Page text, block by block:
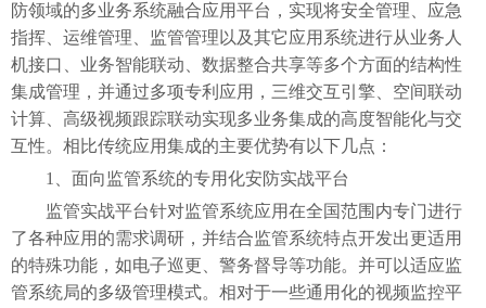
防领域的多业务系统融合应用平台，实现将安全管理、应急
指挥、运维管理、监管管理以及其它应用系统进行从业务人
机接口、业务智能联动、数据整合共享等多个方面的结构性
集成管理，并通过多项专利应用，三维交互引擎、空间联动
计算、高级视频跟踪联动实现多业务集成的高度智能化与交
互性。相比传统应用集成的主要优势有以下几点：
1、面向监管系统的专用化安防实战平台
监管实战平台针对监管系统应用在全国范围内专门进行
了各种应用的需求调研，并结合监管系统特点开发出更适用
的特殊功能，如电子巡更、警务督导等功能。并可以适应监
管系统局的多级管理模式。相对于一些通用化的视频监控平